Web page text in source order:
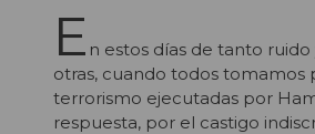
E n estos días de tanto
otras, cuando todos
terrorismo ejecutadas por
respuesta, por el castigo